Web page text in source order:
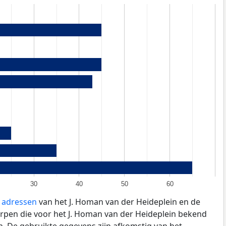
30 40 50 60
van het J. Homan van der Heideplein en de
die voor het J. Homan van der Heideplein bekend